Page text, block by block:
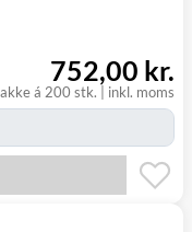
8
8
á 200 stk. inkl. moms
752,00 kr.